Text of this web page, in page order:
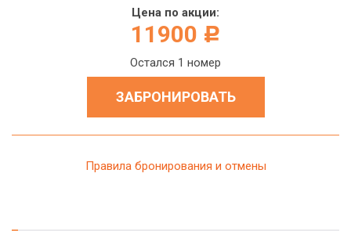
Цена по акции:
11900 c
Остался 1 номер
ЗАБРОНИРОВАТЬ
Правила бронирования и отмены